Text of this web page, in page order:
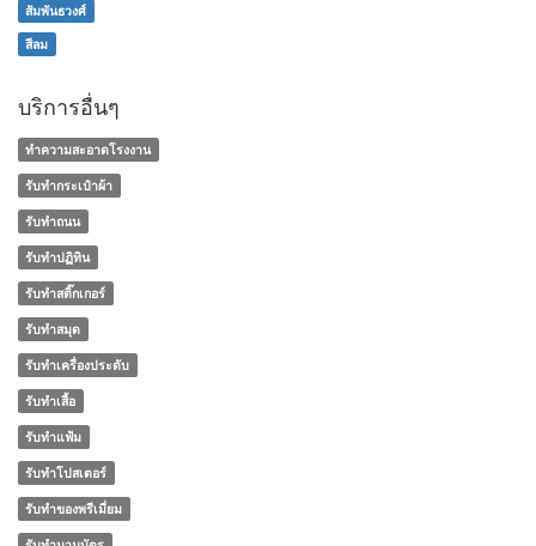
สัมพันธวงศ์
สีลม
บริการอื่นๆ
ทำความสะอาดโรงงาน
รับทำกระเป๋าผ้า
รับทำถนน
รับทำปฏิทิน
รับทำสติ๊กเกอร์
รับทำสมุด
รับทำเครื่องประดับ
รับทำเสื้อ
รับทำแฟ้ม
รับทำโปสเตอร์
รับทําของพรีเมี่ยม